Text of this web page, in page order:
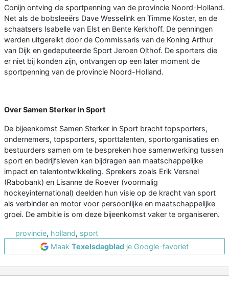
Conijn ontving de sportpenning van de provincie Noord-Holland.
Net als de bobsleeërs Dave Wesselink en Timme Koster, en de
schaatsers Isabelle van Elst en Bente Kerkhoff. De penningen
werden uitgereikt door de Commissaris van de Koning Arthur
van Dijk en gedeputeerde Sport Jeroen Olthof. De sporters die
er niet bij konden zijn, ontvangen op een later moment de
sportpenning van de provincie Noord-Holland.
Over Samen Sterker in Sport
De bijeenkomst Samen Sterker in Sport bracht topsporters,
ondernemers, topsporters, sporttalenten, sportorganisaties en
bestuurders samen om te bespreken hoe samenwerking tussen
sport en bedrijfsleven kan bijdragen aan maatschappelijke
impact en talentontwikkeling. Sprekers zoals Erik Versnel
(Rabobank) en Lisanne de Roever (voormalig
hockeyinternational) deelden hun visie op de kracht van sport
als verbinder en motor voor persoonlijke en maatschappelijke
groei. De ambitie is om deze bijeenkomst vaker te organiseren.
provincie, holland, sport
Maak Texelsdagblad je Google-favoriet